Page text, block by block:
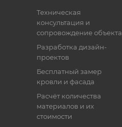
Техническая
консультация и
сопровождение объекта
Разработка дизайн-
проектов
Бесплатный замер
кровли и фасада
Расчёт количества
материалов и их
стоимости